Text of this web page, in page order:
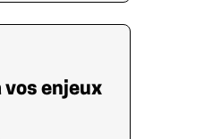
vos enjeux